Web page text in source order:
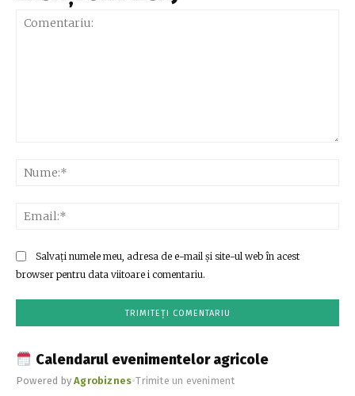
Salvați numele meu, adresa de e-mail și site-ul web în acest
browser pentru data viitoare i comentariu.
Calendarul evenimentelor agricole
Powered byAgrobiznes•Trimite un eveniment